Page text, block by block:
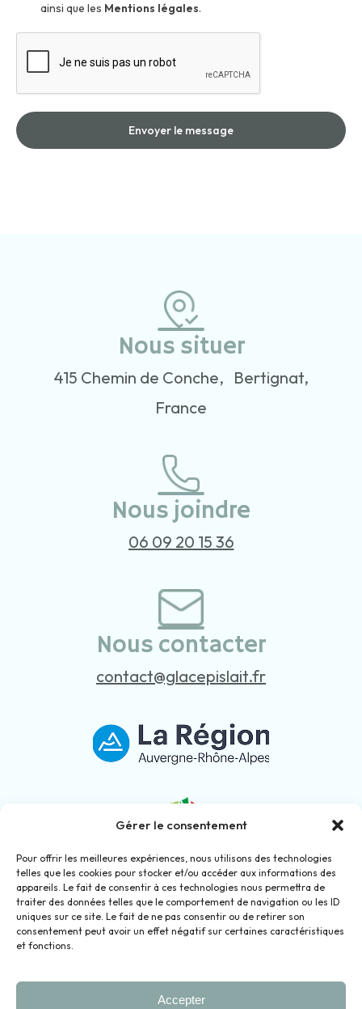
Gérer le consentement
Pour offrir les meilleures expériences, nous utilisons des technologies
telles que les cookies pour stocker et/ou accéder aux informations des
appareils. Le fait de consentir à ces technologies nous permettra de
traiter des données telles que le comportement de navigation ou les ID
uniques sur ce site. Le fait de ne pas consentir ou de retirer son
consentement peut avoir un effet négatif sur certaines caractéristiques
et fonctions.
Accepter
ainsi que les Mentions légales.
Envoyer le message
Nous situer
415 Chemin de Conche, Bertignat,
France
Nous joindre
06 09 20 15 36
Nous contacter
contact@glacepislait.fr